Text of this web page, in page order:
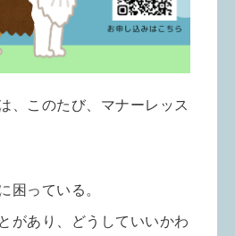
、このたび、マナーレッス
困っている。
があり、どうしていいかわ